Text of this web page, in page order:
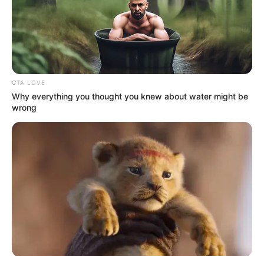
CTA LOVE
Why everything you thought you knew about water might be
wrong